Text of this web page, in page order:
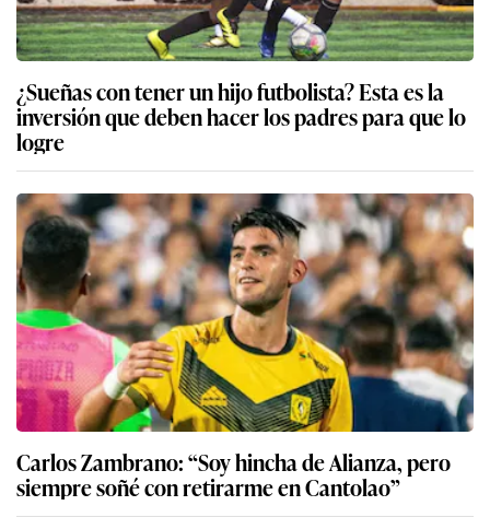
¿Sueñas con tener un hijo futbolista? Esta es la
inversión que deben hacer los padres para que lo
logre
Carlos Zambrano: “Soy hincha de Alianza, pero
siempre soñé con retirarme en Cantolao”